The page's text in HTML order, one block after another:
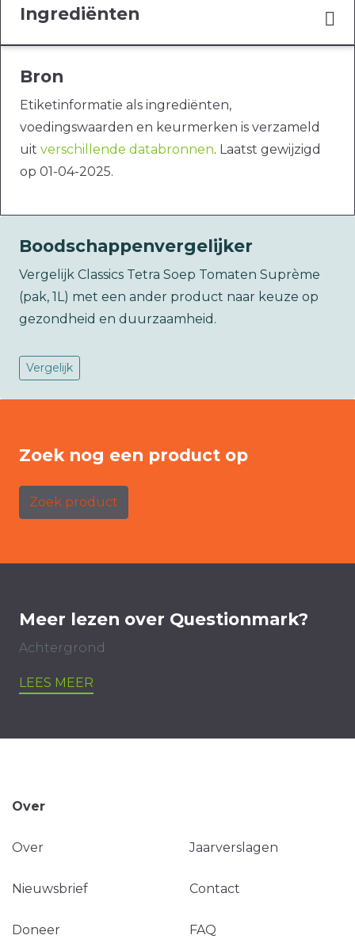
Ingrediënten
Bron
Etiketinformatie als ingrediënten,
voedingswaarden en keurmerken is verzameld
uit verschillende databronnen. Laatst gewijzigd
op 01-04-2025.
Boodschappenvergelijker
Vergelijk Classics Tetra Soep Tomaten Suprème
(pak, 1L) met een ander product naar keuze op
gezondheid en duurzaamheid.
Vergelijk
Zoek nog een product op
Zoek product
Meer lezen over Questionmark?
Achtergrond
LEES MEER
Over
Over Jaarverslagen
Nieuwsbrief Contact
Doneer FAQ